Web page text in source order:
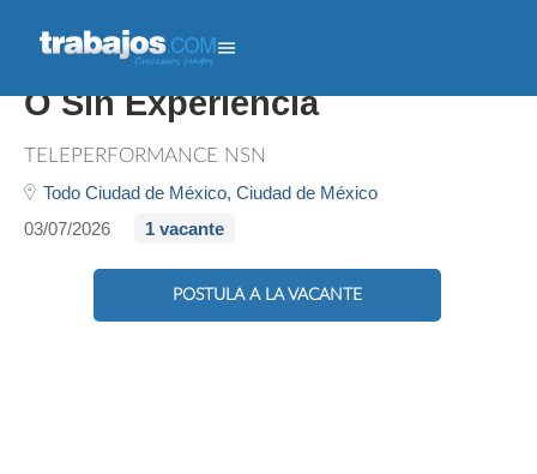
Atención A Clientes - Con
O Sin Experiencia
TELEPERFORMANCE NSN
Todo Ciudad de México, Ciudad de México
03/07/2026
1 vacante
POSTULA A LA VACANTE